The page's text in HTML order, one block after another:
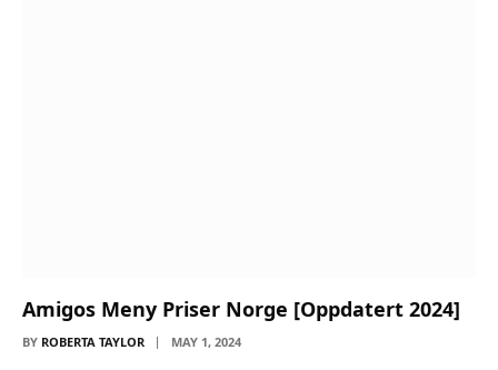
Amigos Meny Priser Norge [Oppdatert 2024]
BY ROBERTA TAYLOR MAY 1, 2024